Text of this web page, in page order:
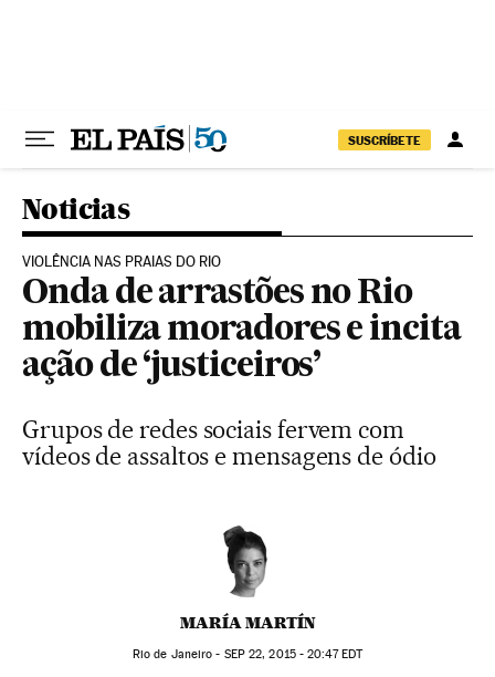
SUSCRÍBETE
Noticias
VIOLÊNCIA NAS PRAIAS DO RIO
Onda de arrastões no Rio
mobiliza moradores e incita
ação de ‘justiceiros’
Grupos de redes sociais fervem com
vídeos de assaltos e mensagens de ódio
MARÍA MARTÍN
Rio de Janeiro - SEP22, 2015 - 20:47EDT